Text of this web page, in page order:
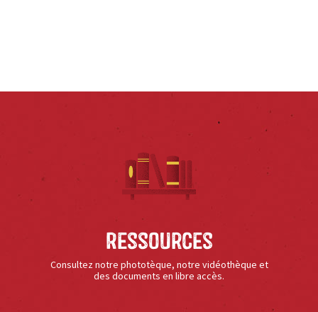
Ressources
Consultez notre phototèque, notre vidéothèque et
des documents en libre accès.